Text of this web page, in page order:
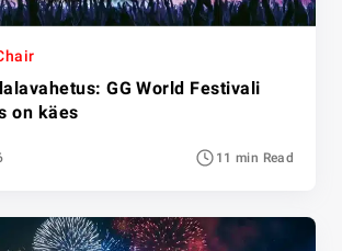
GG World Festivali
on käes
11 min Read